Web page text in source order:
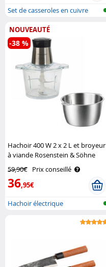
Set de casseroles en cuivre
NOUVEAUTÉ
Hachoir 400 W 2 x 2 L et broyeur
à viande Rosenstein & Söhne
59,90€ Prix conseillé
36,95€
-38 %
Hachoir électrique